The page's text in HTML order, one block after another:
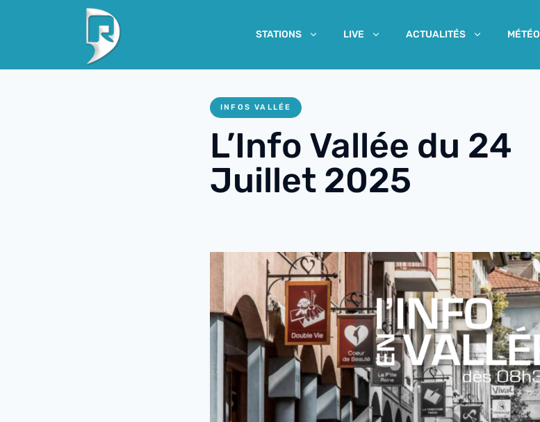
STATIONS LIVE ACTUALITÉS MÉTÉO
INFOS VALLÉE
L’Info Vallée du 24
Juillet 2025